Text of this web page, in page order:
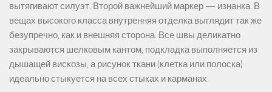
вытягивают силуэт. Второй важнейший маркер — изнанка. В
вещах высокого класса внутренняя отделка выглядит так же
безупречно, как и внешняя сторона. Все швы деликатно
закрываются шелковым кантом, подкладка выполняется из
дышащей вискозы, а рисунок ткани (клетка или полоска)
идеально стыкуется на всех стыках и карманах.